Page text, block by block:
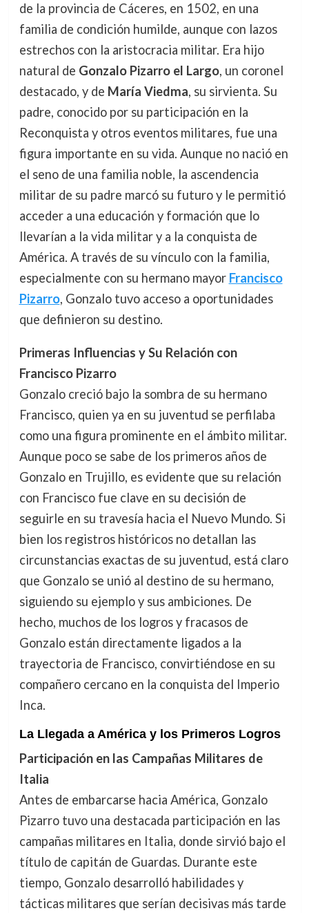
de la provincia de Cáceres, en 1502, en una
familia de condición humilde, aunque con lazos
estrechos con la aristocracia militar. Era hijo
natural de Gonzalo Pizarro el Largo, un coronel
destacado, y de María Viedma, su sirvienta. Su
padre, conocido por su participación en la
Reconquista y otros eventos militares, fue una
figura importante en su vida. Aunque no nació en
el seno de una familia noble, la ascendencia
militar de su padre marcó su futuro y le permitió
acceder a una educación y formación que lo
llevarían a la vida militar y a la conquista de
América. A través de su vínculo con la familia,
especialmente con su hermano mayor Francisco
Pizarro, Gonzalo tuvo acceso a oportunidades
que definieron su destino.
Primeras Influencias y Su Relación con
Francisco Pizarro
Gonzalo creció bajo la sombra de su hermano
Francisco, quien ya en su juventud se perfilaba
como una figura prominente en el ámbito militar.
Aunque poco se sabe de los primeros años de
Gonzalo en Trujillo, es evidente que su relación
con Francisco fue clave en su decisión de
seguirle en su travesía hacia el Nuevo Mundo. Si
bien los registros históricos no detallan las
circunstancias exactas de su juventud, está claro
que Gonzalo se unió al destino de su hermano,
siguiendo su ejemplo y sus ambiciones. De
hecho, muchos de los logros y fracasos de
Gonzalo están directamente ligados a la
trayectoria de Francisco, convirtiéndose en su
compañero cercano en la conquista del Imperio
Inca.
La Llegada a América y los Primeros Logros
Participación en las Campañas Militares de
Italia
Antes de embarcarse hacia América, Gonzalo
Pizarro tuvo una destacada participación en las
campañas militares en Italia, donde sirvió bajo el
título de capitán de Guardas. Durante este
tiempo, Gonzalo desarrolló habilidades y
tácticas militares que serían decisivas más tarde